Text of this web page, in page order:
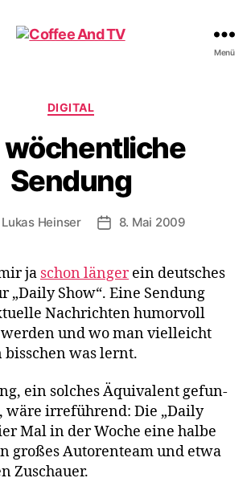
Menü
Kategorien
DIGITAL
wöchentliche
Sendung
Lukas Heinser Veröffentlichungsdatum
8. Mai 2009
ja schon län­gerein deut­sches
„Dai­ly Show“. Eine Sen­dung
Nach­rich­ten humor­voll
und wo man viel­leicht
biss­chen was lernt.
ein sol­ches Äqui­va­lent gefun­
wäre irre­füh­rend: Die „Dai­ly
Mal in der Woche eine hal­be
gro­ßes Autoren­team und etwa
Zuschau­er.